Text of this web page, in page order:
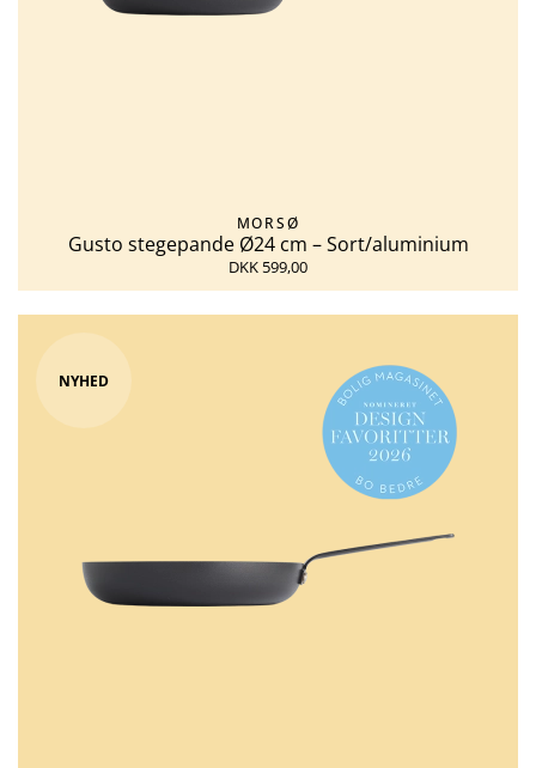
MORSØ
Gusto stegepande Ø24 cm – Sort/aluminium
DKK 599,00
NYHED